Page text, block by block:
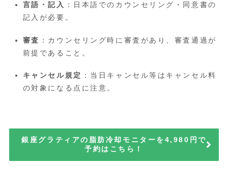
言語・記入
：日本語でのカウンセリング・同意書の
記入が必要。
審査 ：カウンセリング時に審査があり、審査通過が
前提であること。
キャンセル規定
：当日キャンセル等はキャンセル料
の対象になる点に注意。
銀座グラティアの脂肪冷却モニターを4,980円で
予約はこちら！